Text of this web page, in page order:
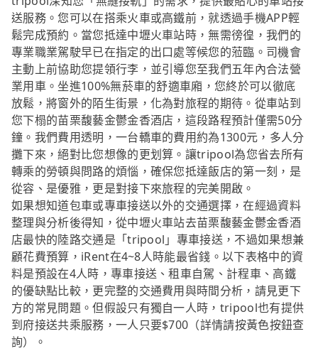
送服務。您可以在搭乘火車或高鐵前，就透過手機APP輕
鬆完成預約。當您抵達中壢火車站時，無需徬徨，我們的
專業職業駕駛早已在指定的出口處等候您的蒞臨。司機會
主動上前協助您提領行李，並引導您至我們五年內合法營
業用車。坐進100%無菸車的舒適車廂，您終於可以徹底
放鬆，將窗外的陌生街景，化為對旅程的期待。從車站到
您下榻的苗栗馥藝金鬱金香酒店，這段路程預計僅需50分
鐘。我們費用透明，一台轎車的費用約為1300元，多人分
攤下來，絕對比您想像的更划算。讓tripool為您省去所有
轉乘的勞頓與問路的煩惱，確保您抵達飯店的第一刻，是
從容、是優雅，更是對接下來旅程的完美開啟。
如果想知道包車或專車接送以外的交通選擇，在經過資料
整理與分析後得知，從中壢火車站去苗栗馥藝金鬱金香酒
店最快的陸路交通是「tripool」專車接送，不過如果想兼
顧花費預算，iRent在4~8人時能最省錢。以下表格中的資
料是預設在4人時，專車接送、租車自駕、計程車、高鐵
的優缺點比較，更完整的交通費用與時間分析，請見更下
方的常見問題。但假設只有獨自一人時，tripool也有提供
到府接送共乘服務，一人只要$700（詳情請按黃色按鈕查
詢）。